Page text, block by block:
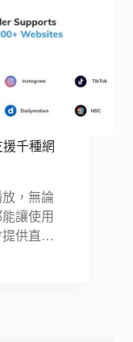
千種網
，無論
讓使用
提供直…